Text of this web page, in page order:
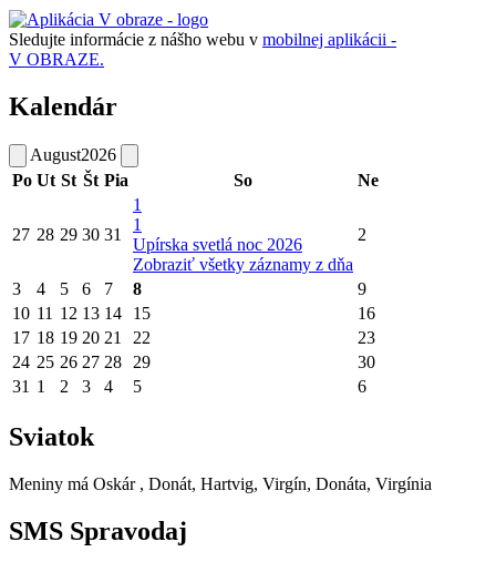
Sledujte informácie z nášho webu v mobilnej aplikácii -
V OBRAZE.
Kalendár
August2026
Po Ut St Št Pia So Ne
27 28 29 30 31
1
1
Upírska svetlá noc 2026
Zobraziť všetky záznamy z dňa
2
3 4 5 6 7 8
9
10 11 12 13 14 15
16
17 18 19 20 21 22
23
24 25 26 27 28 29
30
31 1 2 3 4 5 6
Sviatok
Meniny má Oskár , Donát, Hartvig, Virgín, Donáta, Virgínia
SMS Spravodaj